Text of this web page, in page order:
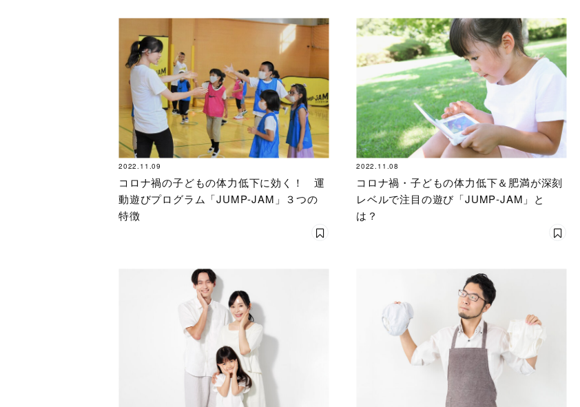
2022.11.09
コロナ禍の子どもの体力低下に効く！ 運
動遊びプログラム「JUMP‐JAM」３つの
特徴
2022.11.08
コロナ禍・子どもの体力低下＆肥満が深刻
レベルで注目の遊び「JUMP‐JAM」と
は？